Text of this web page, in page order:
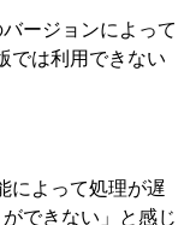
ージョンによって
では利用できない
によって処理が遅
できない」と感じ